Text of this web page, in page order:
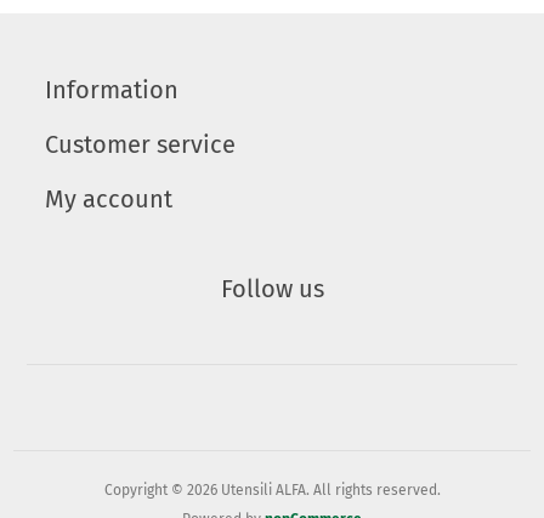
Information
Customer service
My account
Follow us
Copyright © 2026 Utensili ALFA. All rights reserved.